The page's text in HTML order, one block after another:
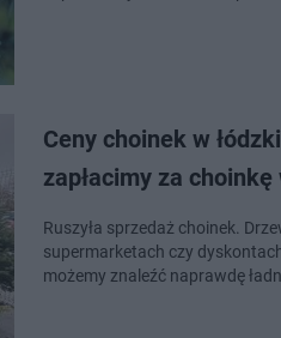
Ceny choinek w
zapłacimy za
Ruszyła sprzedaż choinek.
supermarketach czy
możemy znaleźć naprawdę